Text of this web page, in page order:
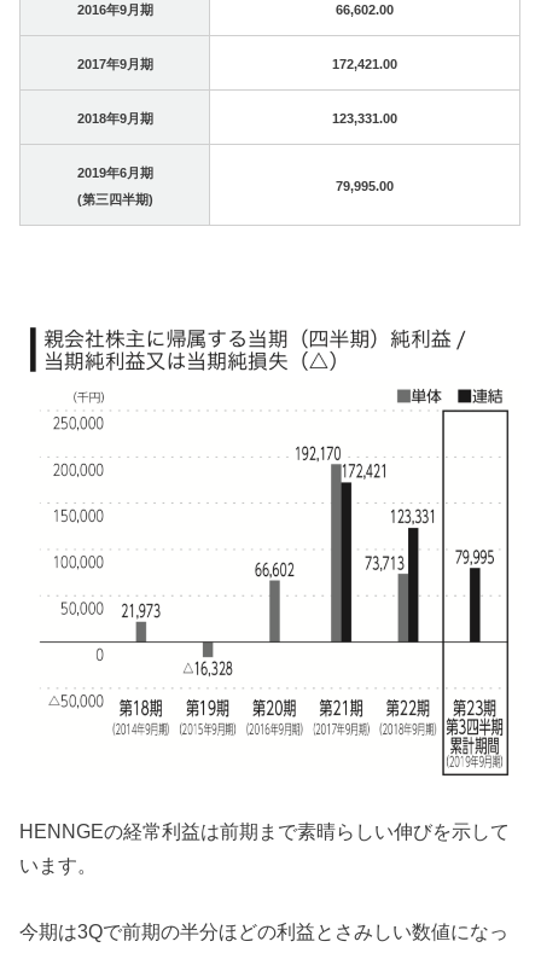
2016年9月期 66,602.00
2017年9月期 172,421.00
2018年9月期 123,331.00
2019年6月期
(第三四半期)
79,995.00
HENNGEの経常利益は前期まで素晴らしい伸びを示して
います。
今期は3Qで前期の半分ほどの利益とさみしい数値になっ